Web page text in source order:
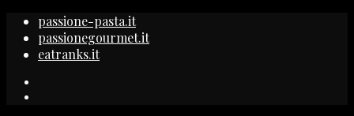
passione-pasta.it
passionegourmet.it
eatranks.it